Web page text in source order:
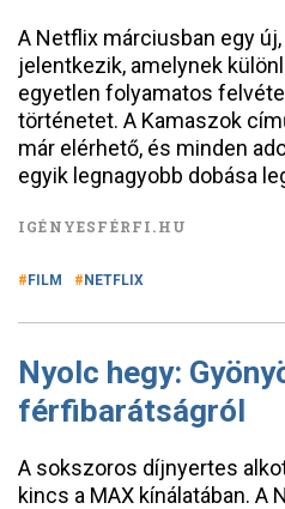
A Netflix márciusban egy
jelentkezik, amelynek
egyetlen folyamatos
történetet. A Kamaszok
már elérhető, és minden
egyik legnagyobb dobása
IGÉNYESFÉRFI.HU
FILM NETFLIX
Nyolc hegy:
férfibarátságról
A sokszoros díjnyertes
kincs a MAX kínálatában. A